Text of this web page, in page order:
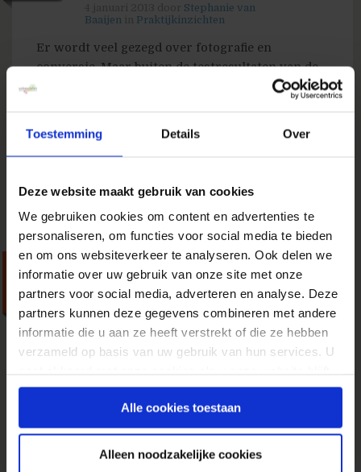
Toestemming Details Over
Deze website maakt gebruik van cookies
We gebruiken cookies om content en advertenties te
personaliseren, om functies voor social media te bieden
en om ons websiteverkeer te analyseren. Ook delen we
informatie over uw gebruik van onze site met onze
partners voor social media, adverteren en analyse. Deze
partners kunnen deze gegevens combineren met andere
informatie die u aan ze heeft verstrekt of die ze hebben
verzameld op basis van uw gebruik van hun services. U
gebruiken.
Alle cookies toestaan
Alleen noodzakelijke cookies
Stephanie van
Baaijen
Praktijkinzichten
Er wordt veel gezegd over fotografie en
conversie. Maar buiten de testresultaten van de
Nielsen Group heb ik eigenlijk nooit resultaten
SNS Bank hebben we de proef op de som...
om te testen'
Grote Optimalisatie Dag: zo
krijg je je afdeling out of the
box
14 oktober 2011 door Stephanie van
Baaijen in Strategie
Binnen SNS Bank onderhoudt, ontwikkelt en
optimaliseert de afdeling Internet Verkoop
snsbank.nl. De website optimaliseren doen we
ook vier keer per jaar tijdens een Grote